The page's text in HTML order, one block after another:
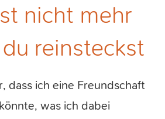
nicht mehr
reinsteckst
dass ich eine Freundschaft
was ich dabei